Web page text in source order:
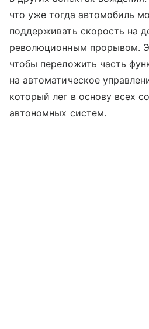
что уже тогда автомобиль
поддерживать скорость на
революционным прорывом.
чтобы переложить часть
на автоматическое
который лег в основу всех
автономных систем.